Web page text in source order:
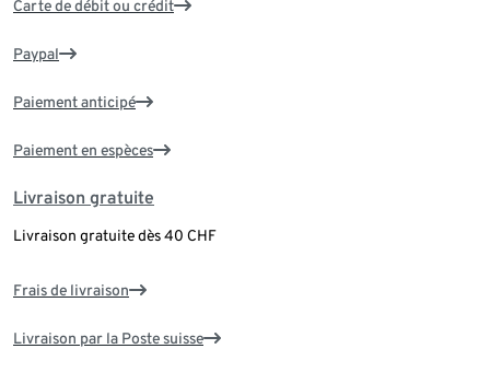
Carte de débit ou crédit
Paypal
Paiement anticipé
Paiement en espèces
Livraison gratuite
Livraison gratuite dès 40 CHF
Frais de livraison
Livraison par la Poste suisse